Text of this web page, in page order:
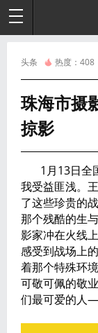
头条 热度： 408
珠海市摄
掠影
1月13日全
我受益匪浅。
了这些珍贵的
那个残酷的生
影家冲在火线
感受到战场上
着那个特殊环
可敬可佩的敬
们最可爱的人